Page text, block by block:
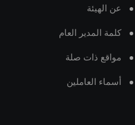
عن الهيئة
كلمة المدير العام
مواقع ذات صلة
أسماء العاملين